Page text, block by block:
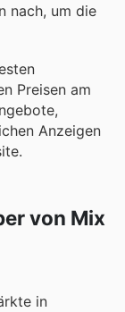
nach, um die
Preisen am
Anzeigen
von Mix
in